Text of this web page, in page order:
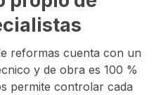
reformas cuenta con un
y de obra es 100 %
permite controlar cada